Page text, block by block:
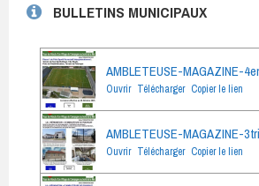
BULLETINS MUNICIPAUX
AMBLETEUSE-MAGAZINE-
Ouvrir Télécharger Copier le lien
AMBLETEUSE-MAGAZINE-
Ouvrir Télécharger Copier le lien